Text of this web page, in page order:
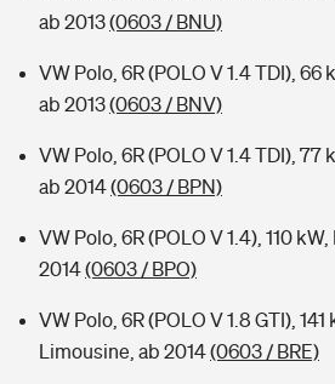
ab 2013(0603 / BNU)
VW Polo, 6R (POLO V 1.4 TDI), 66
ab 2013(0603 / BNV)
VW Polo, 6R (POLO V 1.4 TDI), 77
ab 2014(0603 / BPN)
VW Polo, 6R (POLO V 1.4), 110
2014(0603 / BPO)
VW Polo, 6R (POLO V 1.8 GTI), 141
Limousine, ab 2014(0603 / BRE)